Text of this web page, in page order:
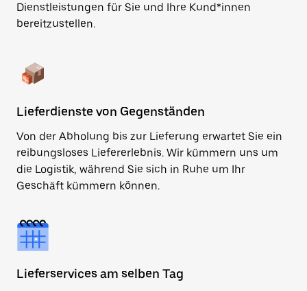
Dienstleistungen für Sie und Ihre Kund*innen
bereitzustellen.
Lieferdienste von Gegenständen
Von der Abholung bis zur Lieferung erwartet Sie ein
reibungsloses Liefererlebnis. Wir kümmern uns um
die Logistik, während Sie sich in Ruhe um Ihr
Geschäft kümmern können.
Lieferservices am selben Tag